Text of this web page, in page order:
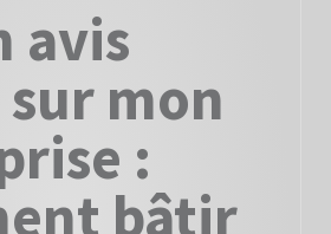
avis
mon
:
bâtir